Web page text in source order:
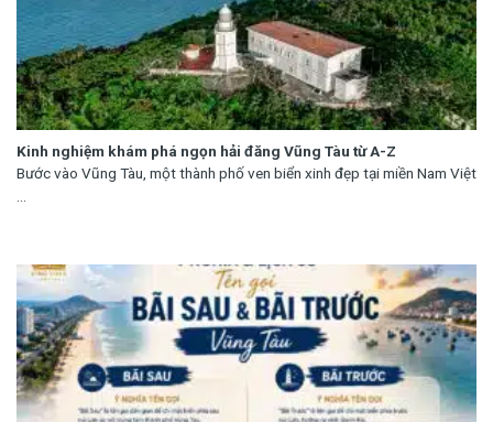
Kinh nghiệm khám phá ngọn hải đăng Vũng Tàu từ A-Z
Bước vào Vũng Tàu, một thành phố ven biển xinh đẹp tại miền Nam Việt
...